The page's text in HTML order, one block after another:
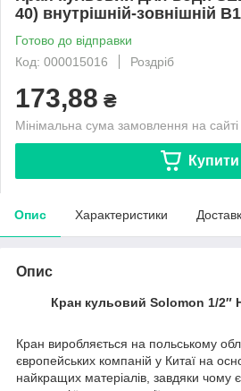
40) внутрішній-зовнішній
Готово до відправки
Код: 000015016
Роздріб
173,88 ₴
Мінімальна сума замовлення на
Купити
Опис Характеристики
Опис
Кран кульовий Solomon 1/2″
Кран виробляється на польському
європейських компаній у Китаї на
найкращих матеріалів, завдяки чому